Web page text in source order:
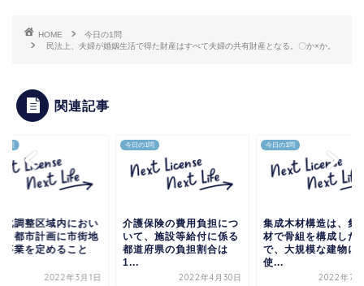
HOME
今日の1問
民法上、夫婦が婚姻生活で得た財産はすべて夫婦の共有財産となる。〇か×か。
関連記事
1問
化調整区域内におい
、都市計画に市街地
事業を定めること
2022年3月1日
今日の1問
介護保険の費用負担につ
いて、施設等給付に係る
都道府県の負担割合は
1...
2022年4月30日
今日の1問
集成木材構造は、集
材で骨組を構成した
で、大規模な建物に
使...
2022年7